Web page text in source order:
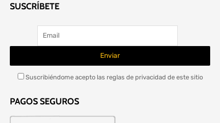
SUSCRÍBETE
Suscribiéndome acepto las reglas de privacidad de este sitio
PAGOS SEGUROS